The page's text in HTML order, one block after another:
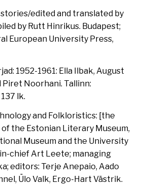
edited and translated by
by Rutt Hinrikus. Budapest;
European University Press,
1952-1961: Ella Ilbak, August
Noorhani. Tallinn:
lk.
and Folkloristics: [the
the Estonian Literary Museum,
Museum and the University
chief Art Leete; managing
editors: Terje Anepaio, Aado
Ülo Valk, Ergo-Hart Västrik.